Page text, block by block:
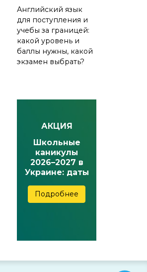
Английский язык
для поступления и
учебы за границей:
какой уровень и
баллы нужны, какой
экзамен выбрать?
АКЦИЯ
Школьные
каникулы
2026–2027 в
Украине: даты
зимних,
весенних и
Подробнее